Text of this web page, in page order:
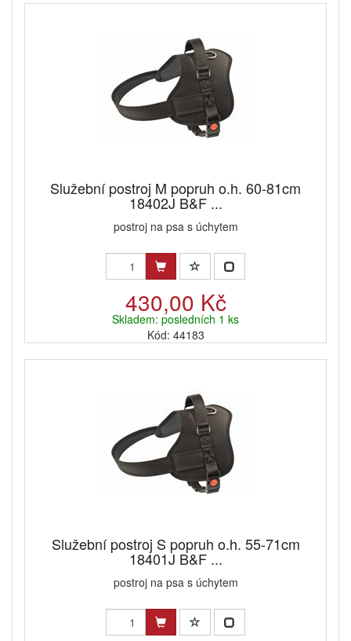
Služební postroj M popruh o.h. 60-81cm
18402J B&F ...
postroj na psa s úchytem
430,00 Kč
Skladem: posledních 1 ks
Kód: 44183
Služební postroj S popruh o.h. 55-71cm
18401J B&F ...
postroj na psa s úchytem